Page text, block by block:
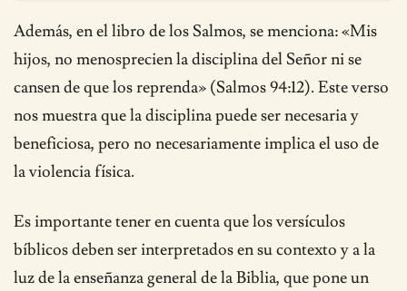
Además, en el libro de los Salmos, se menciona: «Mis
hijos, no menosprecien la disciplina del Señor ni se
cansen de que los reprenda» (Salmos 94:12). Este verso
nos muestra que la disciplina puede ser necesaria y
beneficiosa, pero no necesariamente implica el uso de
la violencia física.
Es importante tener en cuenta que los versículos
bíblicos deben ser interpretados en su contexto y a la
luz de la enseñanza general de la Biblia, que pone un